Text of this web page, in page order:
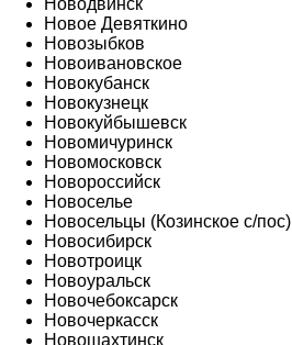
Новодвинск
Новое Девяткино
Новозыбков
Новоивановское
Новокубанск
Новокузнецк
Новокуйбышевск
Новомичуринск
Новомосковск
Новороссийск
Новоселье
Новосельцы (Козинское с/пос)
Новосибирск
Новотроицк
Новоуральск
Новочебоксарск
Новочеркасск
Новошахтинск